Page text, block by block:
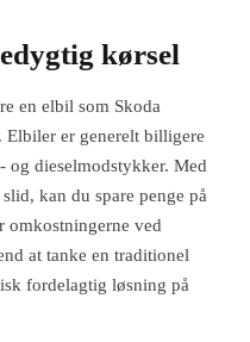
kørsel
en elbil som Skoda
er generelt billigere
og dieselmodstykker. Med
kan du spare penge på
omkostningerne ved
at tanke en traditionel
fordelagtig løsning på